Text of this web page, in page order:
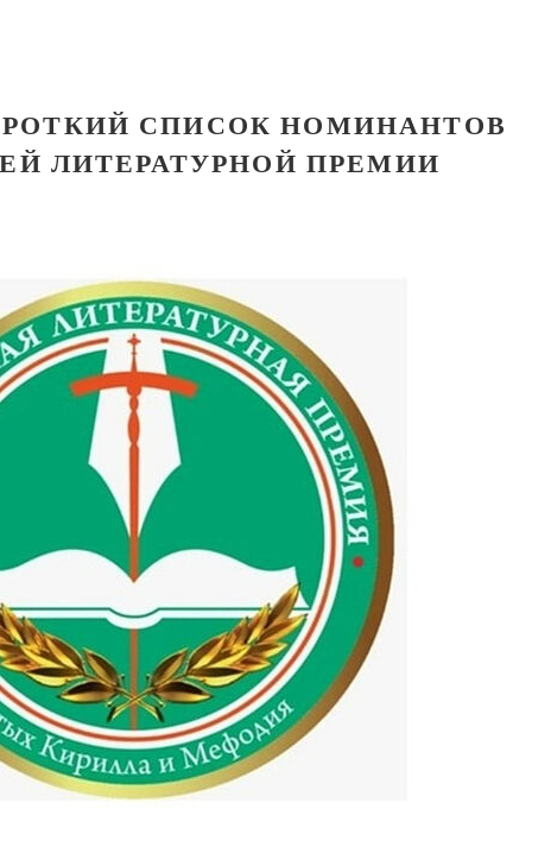
СПИСОК НОМИНАНТОВ
ЛИТЕРАТУРНОЙ ПРЕМИИ
Как найти своё место в жизни
Кирилл Мурышев
Великомученик Георгий